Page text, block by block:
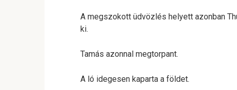
A megszokott üdvözlés helyett azonban
ki.
Tamás azonnal megtorpant.
A ló idegesen kaparta a földet.